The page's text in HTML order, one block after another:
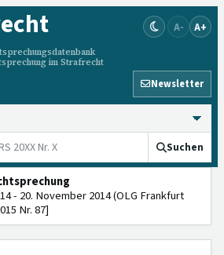
im Strafrecht
A- A+
Newsletter
Suchen
- 20. November 2014 (OLG Frankfurt
Nr. 87]